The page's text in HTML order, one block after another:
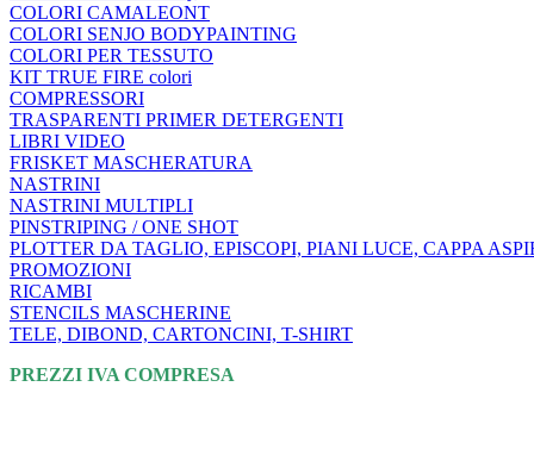
COLORI CAMALEONT
COLORI SENJO BODYPAINTING
COLORI PER TESSUTO
KIT TRUE FIRE colori
COMPRESSORI
TRASPARENTI PRIMER DETERGENTI
LIBRI VIDEO
FRISKET MASCHERATURA
NASTRINI
NASTRINI MULTIPLI
PINSTRIPING / ONE SHOT
PLOTTER DA TAGLIO, EPISCOPI, PIANI LUCE, CAPPA
PROMOZIONI
RICAMBI
STENCILS MASCHERINE
TELE, DIBOND, CARTONCINI, T-SHIRT
PREZZI IVA COMPRESA